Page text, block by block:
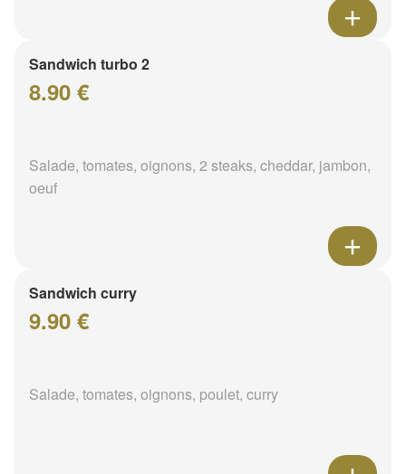
Sandwich turbo 2
8.90 €
Salade, tomates, oignons, 2 steaks, cheddar, jambon,
oeuf
Sandwich curry
9.90 €
Salade, tomates, oignons, poulet, curry